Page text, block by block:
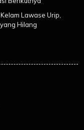
Lawase Urip,
Hilang